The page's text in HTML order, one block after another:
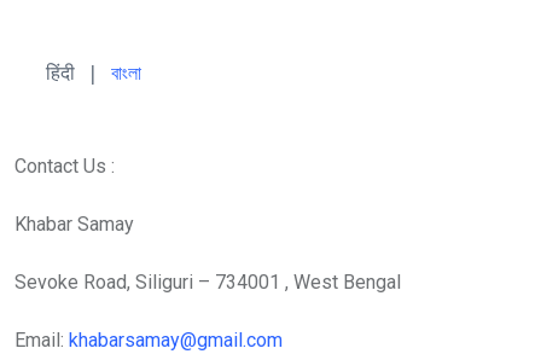
हिंदी বাংলা
Contact Us :
Khabar Samay
Sevoke Road, Siliguri – 734001 , West Bengal
Email: khabarsamay@gmail.com